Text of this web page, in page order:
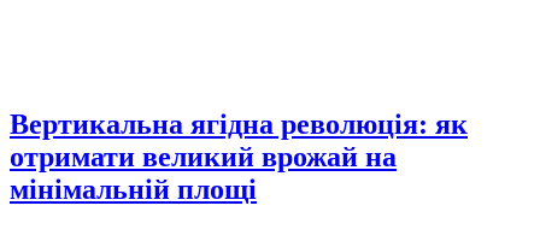
Вертикальна ягідна революція: як
отримати великий врожай на
мінімальній площі